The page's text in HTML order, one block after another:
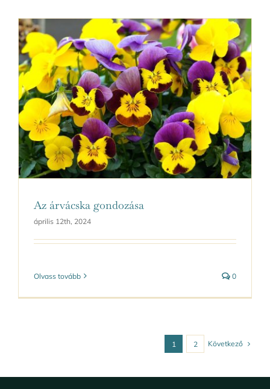
Az árvácska gondozása
április 12th, 2024
Olvass tovább 0
1 2 Következő